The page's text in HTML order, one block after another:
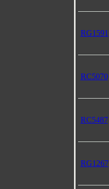
RG1591
RC5070
RC5487
RG1267